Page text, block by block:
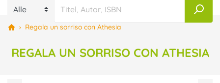
› Regala un sorriso con Athesia
REGALA UN SORRISO CON ATHESIA